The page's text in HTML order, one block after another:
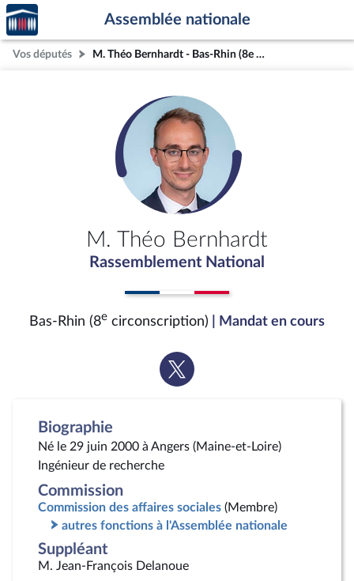
Aller au contenu
Aller en bas de la page
Accèder
à la
page
d'accueil
Assemblée nationale
Vos députés M. Théo Bernhardt - Bas-Rhin (8e circonscription)
M. Théo Bernhardt
Rassemblement National
Bas-Rhin (8e circonscription) | Mandat en cours
Voir
la
Biographie
Né le 29 juin 2000 à Angers (Maine-et-Loire)
Ingénieur de recherche
Commission
Commission des affaires sociales (Membre)
autres fonctions à l'Assemblée nationale
Suppléant
M. Jean-François Delanoue